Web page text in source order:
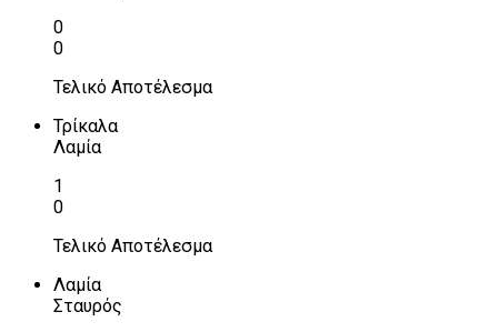
0
0
Τελικό Αποτέλεσμα
Τρίκαλα
Λαμία
1
0
Τελικό Αποτέλεσμα
Λαμία
Σταυρός